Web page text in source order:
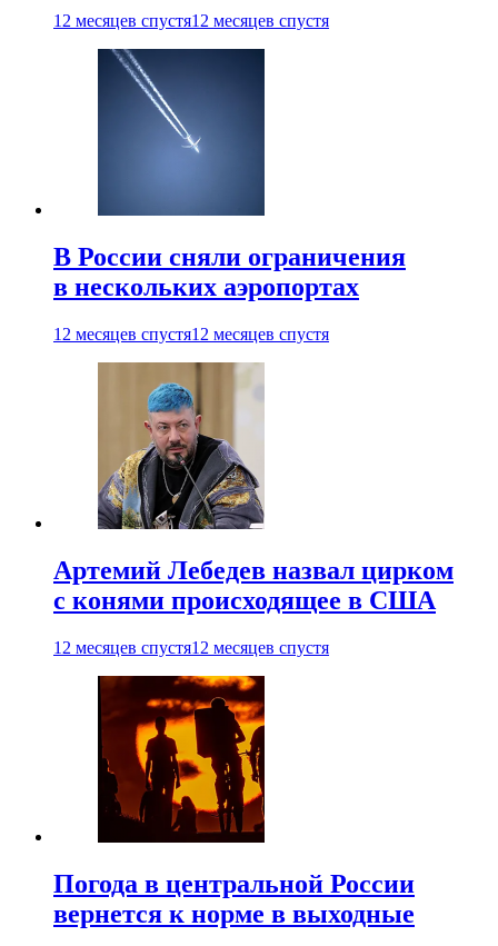
12 месяцев спустя12 месяцев спустя
В России сняли ограничения
в нескольких аэропортах
12 месяцев спустя12 месяцев спустя
Артемий Лебедев назвал цирком
с конями происходящее в США
12 месяцев спустя12 месяцев спустя
Погода в центральной России
вернется к норме в выходные